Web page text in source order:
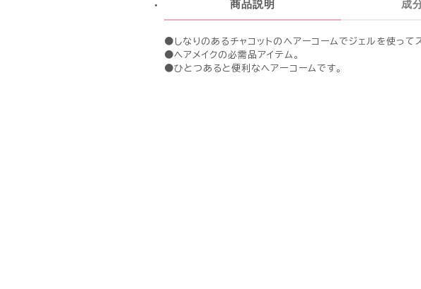
商品説明 成
●しなりのあるチャコットのヘアーコームでジェルを使ってス
●ヘアメイクの必需品アイテム。
●ひとつあると便利なヘアーコームです。